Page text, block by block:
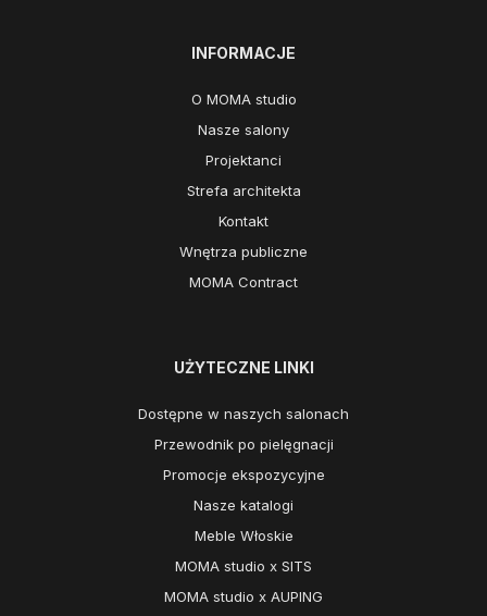
INFORMACJE
O MOMA studio
Nasze salony
Projektanci
Strefa architekta
Kontakt
Wnętrza publiczne
MOMA Contract
UŻYTECZNE LINKI
Dostępne w naszych salonach
Przewodnik po pielęgnacji
Promocje ekspozycyjne
Nasze katalogi
Meble Włoskie
MOMA studio x SITS
MOMA studio x AUPING